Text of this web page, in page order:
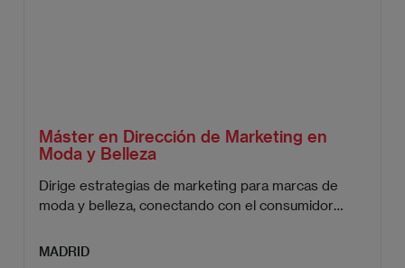
Máster en Dirección de Marketing en
Moda y Belleza
Dirige estrategias de marketing para marcas de
moda y belleza, conectando con el consumidor
MADRID